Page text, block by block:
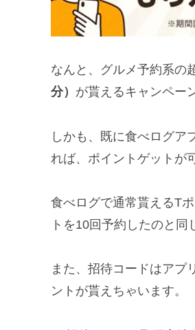
なんと、グルメ予約系の
分） が貰えるキャンペー
しかも、既に食べログア
れば、ポイントゲットが
食べログで通常貰えるT
トを10回予約したのと
また、招待コードはアプ
ントが貰えちゃいます。